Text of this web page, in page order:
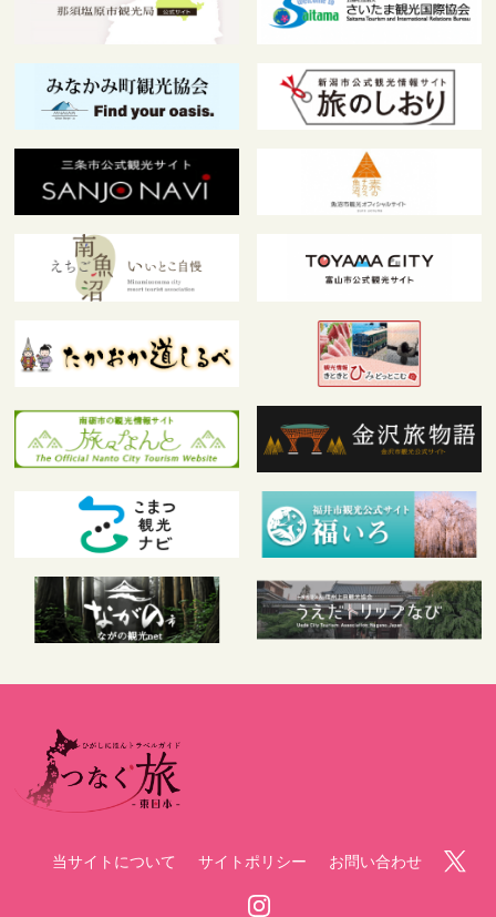
当サイトについて サイトポリシー お問い合わせ